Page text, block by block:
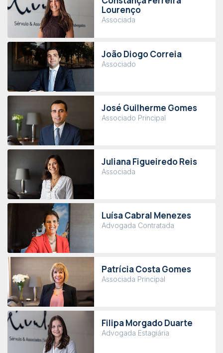
Lourenço
Associada
João Diogo Correia
Associado
José Guilherme Gomes
Associado Principal
Juliana Figueiredo Reis
Associada
Luísa Cabral Menezes
Advogada Contratada
Patrícia Costa Gomes
Associada Principal
Filipa Morgado Duarte
Advogada Estagiária